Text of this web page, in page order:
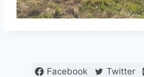
Facebook Twitter